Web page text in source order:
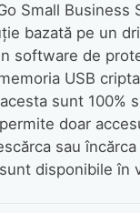
Go Small
bazată pe un
software de
USB
sunt 100%
doar
sau
disponibile în